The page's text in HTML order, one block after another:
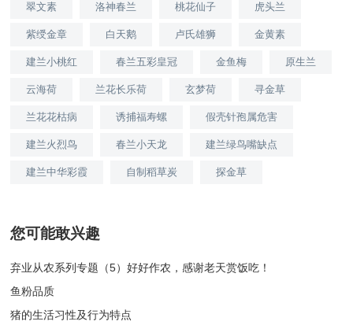
翠文素 洛神春兰 桃花仙子 虎头兰
紫绶金章 白天鹅 卢氏雄狮 金黄素
建兰小桃红 春兰五彩皇冠 金鱼梅 原生兰
云海荷 兰花长乐荷 玄梦荷 寻金草
兰花花枯病 诱捕福寿螺 假壳针孢属危害
建兰火烈鸟 春兰小天龙 建兰绿鸟嘴缺点
建兰中华彩霞 自制稻草炭 探金草
您可能敢兴趣
弃业从农系列专题（5）好好作农，感谢老天赏饭吃！
鱼粉品质
猪的生活习性及行为特点